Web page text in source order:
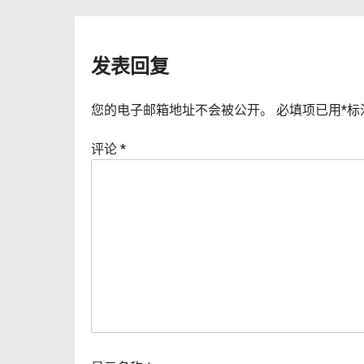
航
发表回复
您的电子邮箱地址不会被公开。 必填项已用*标
评论 *